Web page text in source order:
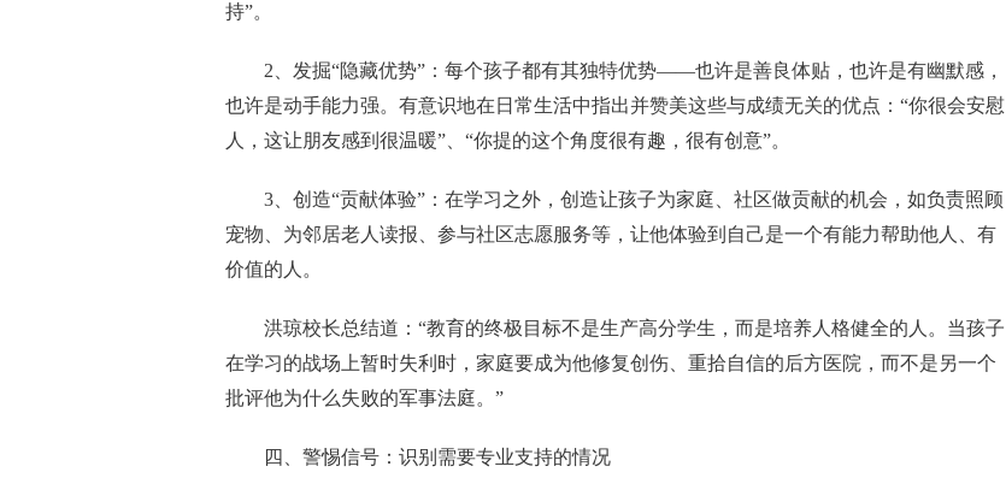
持”。
2、发掘“隐藏优势”：每个孩子都有其独特优势——也许是善良体贴，也许是有幽默感，
也许是动手能力强。有意识地在日常生活中指出并赞美这些与成绩无关的优点：“你很会安慰
人，这让朋友感到很温暖”、“你提的这个角度很有趣，很有创意”。
3、创造“贡献体验”：在学习之外，创造让孩子为家庭、社区做贡献的机会，如负责照顾
宠物、为邻居老人读报、参与社区志愿服务等，让他体验到自己是一个有能力帮助他人、有
价值的人。
洪琼校长总结道：“教育的终极目标不是生产高分学生，而是培养人格健全的人。当孩子
在学习的战场上暂时失利时，家庭要成为他修复创伤、重拾自信的后方医院，而不是另一个
批评他为什么失败的军事法庭。”
四、警惕信号：识别需要专业支持的情况